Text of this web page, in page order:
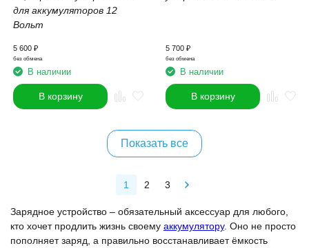
для аккумуляторов 12
Вольт
5 600 ₽
без обмена
В наличии
В корзину
5 700 ₽
без обмена
В наличии
В корзину
Показать все
1 2 3
Зарядное устройство – обязательный аксессуар для любого,
кто хочет продлить жизнь своему аккумулятору. Оно не просто
пополняет заряд, а правильно восстанавливает ёмкость